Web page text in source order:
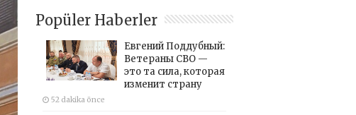
Popüler Haberler
Евгений Поддубный:
Ветераны СВО —
это та сила, которая
изменит страну
52 dakika önce